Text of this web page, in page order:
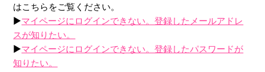
はこちらをご覧ください。
▶︎マイページにログインできない。登録したメールアドレ
スが知りたい。
▶︎マイページにログインできない。登録したパスワードが
知りたい。